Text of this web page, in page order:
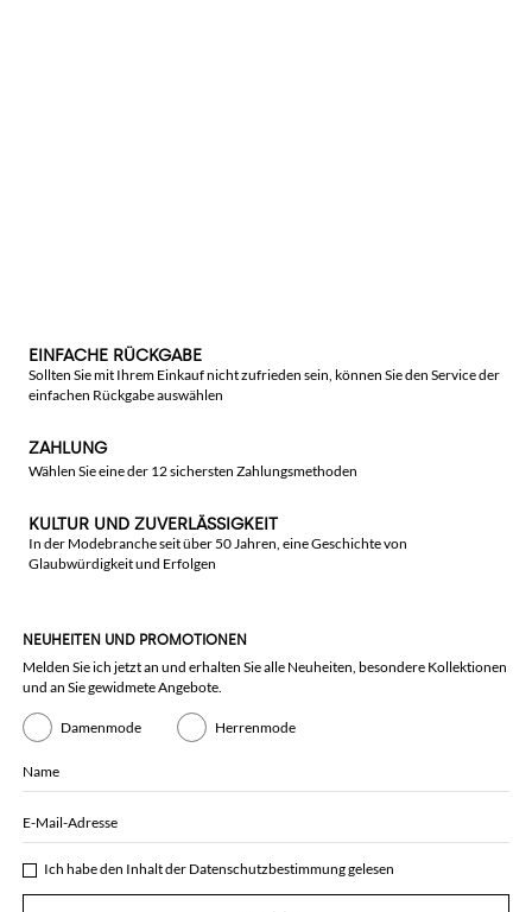
EINFACHE RÜCKGABE
Sollten Sie mit Ihrem Einkauf nicht zufrieden sein, können Sie den Service der
einfachen Rückgabe auswählen
ZAHLUNG
Wählen Sie eine der 12 sichersten Zahlungsmethoden
KULTUR UND ZUVERLÄSSIGKEIT
In der Modebranche seit über 50 Jahren, eine Geschichte von
Glaubwürdigkeit und Erfolgen
NEUHEITEN UND PROMOTIONEN
Melden Sie ich jetzt an und erhalten Sie alle Neuheiten, besondere Kollektionen
und an Sie gewidmete Angebote.
Damenmode Herrenmode
Name
E-Mail-Adresse
Ich habe den Inhalt der Datenschutzbestimmunggelesen